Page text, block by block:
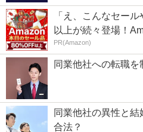
「え、こんなセー
以上が続々登場！
PR(Amazon)
同業他社への転職
同業他社の異性と
合法？